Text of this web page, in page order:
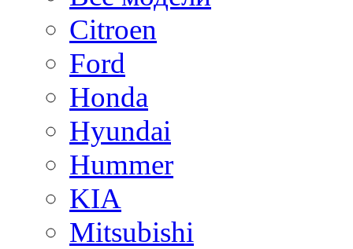
Citroen
Ford
Honda
Hyundai
Hummer
KIA
Mitsubishi